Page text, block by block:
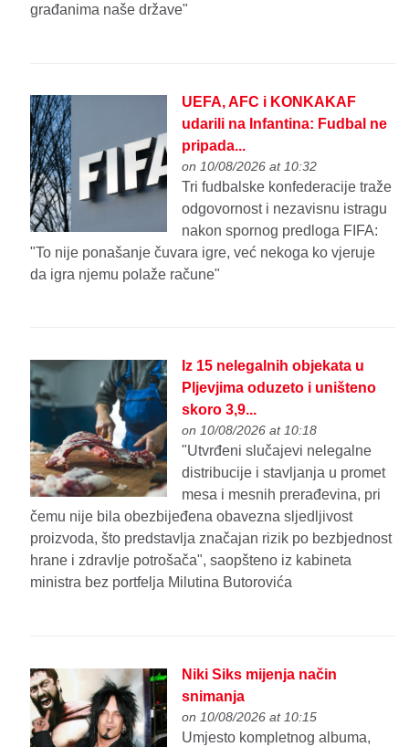
građanima naše države"
UEFA, AFC i KONKAKAF
udarili na Infantina: Fudbal ne
pripada...
on 10/08/2026 at 10:32
Tri fudbalske konfederacije traže
odgovornost i nezavisnu istragu
nakon spornog predloga FIFA:
"To nije ponašanje čuvara igre, već nekoga ko vjeruje
da igra njemu polaže račune"
Iz 15 nelegalnih objekata u
Pljevjima oduzeto i uništeno
skoro 3,9...
on 10/08/2026 at 10:18
"Utvrđeni slučajevi nelegalne
distribucije i stavljanja u promet
mesa i mesnih prerađevina, pri
čemu nije bila obezbijeđena obavezna sljedljivost
proizvoda, što predstavlja značajan rizik po bezbjednost
hrane i zdravlje potrošača", saopšteno iz kabineta
ministra bez portfelja Milutina Butorovića
Niki Siks mijenja način
snimanja
on 10/08/2026 at 10:15
Umjesto kompletnog albuma,